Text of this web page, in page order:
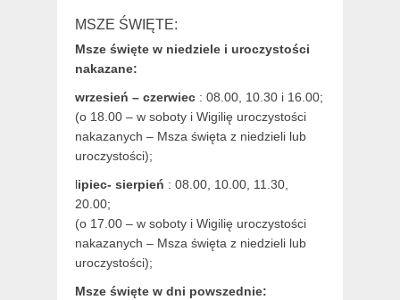
MSZE ŚWIĘTE:
Msze święte w niedziele i uroczystości
nakazane:
wrzesień – czerwiec : 08.00, 10.30 i 16.00;
(o 18.00 – w soboty i Wigilię uroczystości
nakazanych – Msza święta z niedzieli lub
uroczystości);
lipiec- sierpień : 08.00, 10.00, 11.30,
20.00;
(o 17.00 – w soboty i Wigilię uroczystości
nakazanych – Msza święta z niedzieli lub
uroczystości);
Msze święte w dni powszednie: